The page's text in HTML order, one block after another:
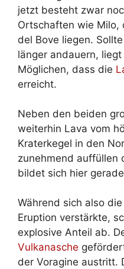
jetzt besteht zwar
Ortschaften wie Milo,
del Bove liegen.
länger andauern,
Möglichen, dass die
erreicht.
Neben den beiden
weiterhin Lava vom
Kraterkegel in den
zunehmend auffüllen
bildet sich hier
Während sich also
Eruption verstärkte,
explosive Anteil ab.
Vulkanasche
der Voragine austritt.